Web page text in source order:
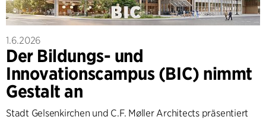
1.6.2026
Der Bildungs- und
Innovationscampus (BIC) nimmt
Gestalt an
Stadt Gelsenkirchen und C.F. Møller Architects präsentiert